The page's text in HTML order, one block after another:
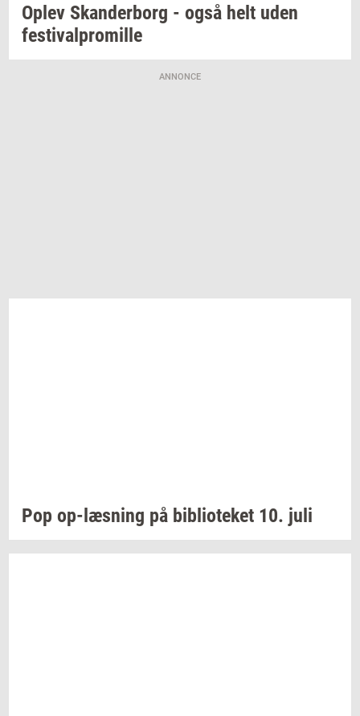
Oplev Skan­der­borg - også helt uden
festi­val­pro­mil­le
ANNONCE
Pop op-​læsning på bi­bli­o­te­ket 10. juli